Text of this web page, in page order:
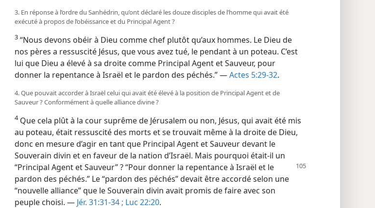
3. En réponse à l’ordre du Sanhédrin, qu’ont déclaré les douze disciples de l’homme qui avait été
exécuté à propos de l’obéissance et du Principal Agent ?
3 “Nous devons obéir à Dieu comme chef plutôt qu’aux hommes. Le Dieu de
nos pères a ressuscité Jésus, que vous avez tué, le pendant à un poteau. C’est
lui que Dieu a élevé à sa droite comme Principal Agent et Sauveur, pour
donner la repentance à Israël et le pardon des péchés.” —Actes 5:29-32.
4. Que pouvait accorder à Israël celui qui avait été élevé à la position de Principal Agent et de
Sauveur ? Conformément à quelle alliance divine ?
4Que cela plût à la cour suprême de Jérusalem ou non, Jésus, qui avait été mis
au poteau, était ressuscité des morts et se trouvait même à la droite de Dieu,
donc en mesure d’agir en tant que Principal Agent et Sauveur devant le
Souverain divin et en faveur de la nation d’Israël. Mais pourquoi était-​il un
“Principal Agent et Sauveur” ? “Pour donner la repentance à Israël et le
pardon des péchés.” Le “pardon des péchés” devait être accordé selon une
“nouvelle alliance” que le Souverain divin avait promis de faire avec son
peuple choisi. — Jér. 31:31-34 ; Luc 22:20.